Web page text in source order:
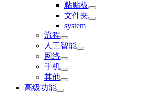
粘贴板
文件夹
system
流程
人工智能
网络
手机
其他
高级功能